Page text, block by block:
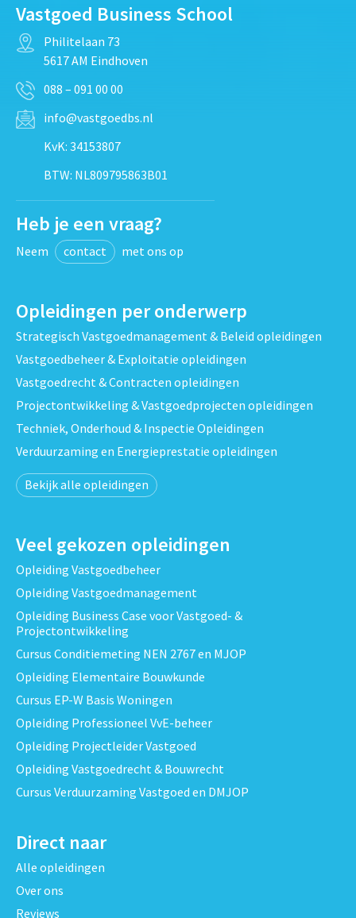
Vastgoed Business School
Philitelaan 73
5617 AM Eindhoven
088 – 091 00 00
info@vastgoedbs.nl
KvK: 34153807
BTW: NL809795863B01
Heb je een vraag?
Neem contact met ons op
Opleidingen per onderwerp
Strategisch Vastgoedmanagement & Beleid opleidingen
Vastgoedbeheer & Exploitatie opleidingen
Vastgoedrecht & Contracten opleidingen
Projectontwikkeling & Vastgoedprojecten opleidingen
Techniek, Onderhoud & Inspectie Opleidingen
Verduurzaming en Energieprestatie opleidingen
Bekijk alle opleidingen
Veel gekozen opleidingen
Opleiding Vastgoedbeheer
Opleiding Vastgoedmanagement
Opleiding Business Case voor Vastgoed- &
Projectontwikkeling
Cursus Conditiemeting NEN 2767 en MJOP
Opleiding Elementaire Bouwkunde
Cursus EP-W Basis Woningen
Opleiding Professioneel VvE-beheer
Opleiding Projectleider Vastgoed
Opleiding Vastgoedrecht & Bouwrecht
Cursus Verduurzaming Vastgoed en DMJOP
Direct naar
Alle opleidingen
Over ons
Reviews